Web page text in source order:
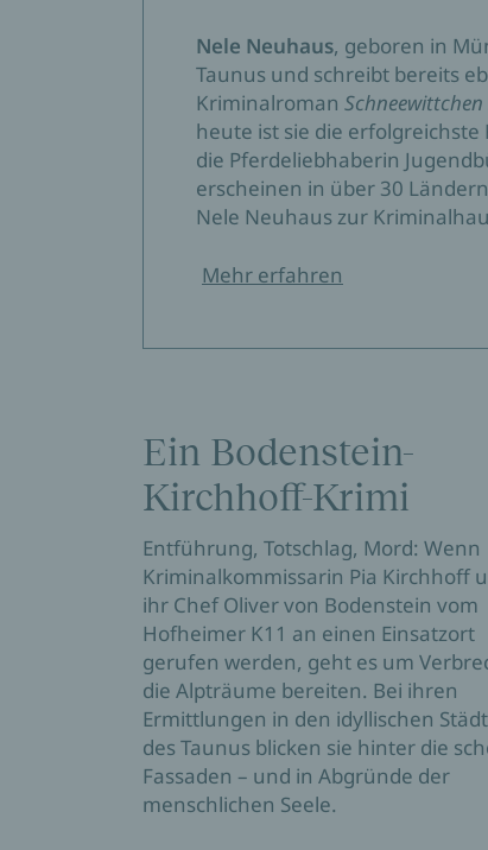
Nele Neuhaus, geboren in
Taunus und schreibt bereits
Kriminalroman
heute ist sie die
die Pferdeliebhaberin
erscheinen in über 30
Nele Neuhaus zur
Mehr erfahren
Ein Bodenstein-
Kirchhoff-Krimi
Entführung, Totschlag, Mord: Wenn
Kriminalkommissarin Pia Kirchhoff
ihr Chef Oliver von Bodenstein vom
Hofheimer K11 an einen Einsatzort
gerufen werden, geht es um
die Alpträume bereiten. Bei ihren
Ermittlungen in den idyllischen
des Taunus blicken sie hinter die
Fassaden – und in Abgründe der
menschlichen Seele.